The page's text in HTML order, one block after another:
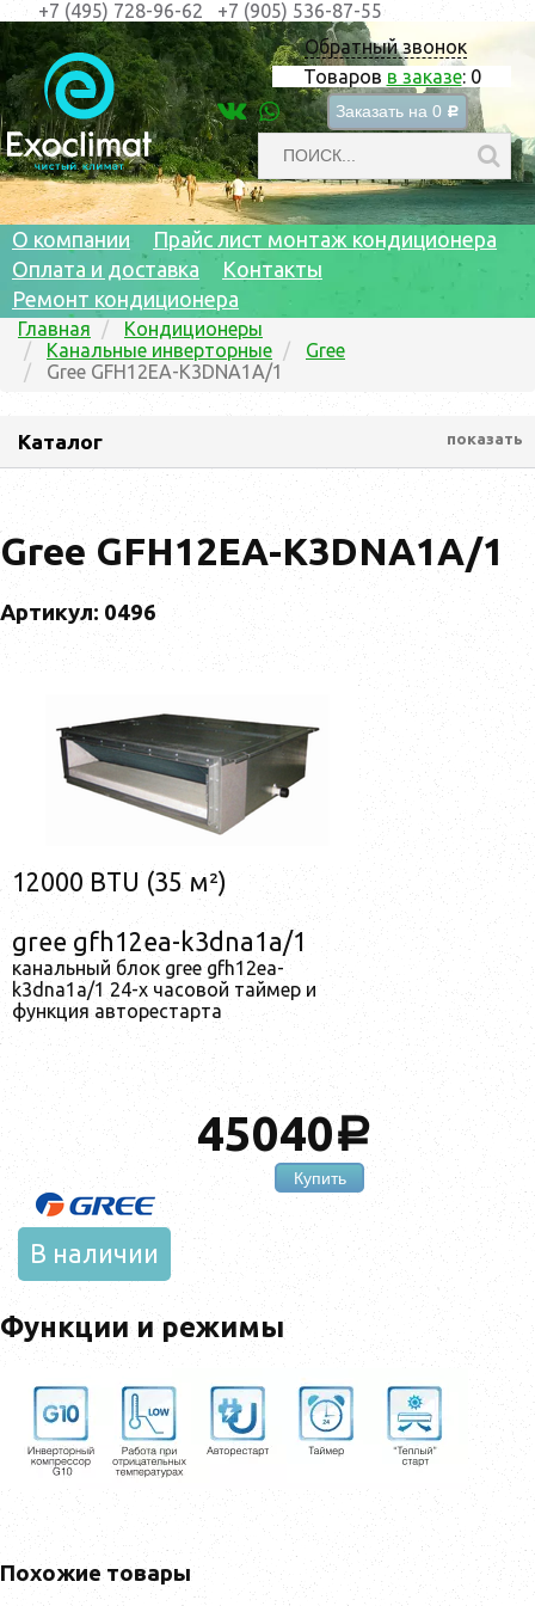
Обратный звонок
Товаров в заказе: 0
Заказать на 0 c
+7 (495) 728-96-62 +7 (905) 536-87-55
О компании
Прайс лист монтаж кондиционера
Оплата и доставка
Контакты
Ремонт кондиционера
Главная
Кондиционеры
Канальные инверторные
Gree
Gree GFH12EA-K3DNA1A/1
Каталог показать
Gree GFH12EA-K3DNA1A/1
Артикул: 0496
12000 BTU (35 м²)
gree gfh12ea-k3dna1a/1
канальный блок gree gfh12ea-
k3dna1a/1 24-х часовой таймер и
функция авторестарта
45040a
Купить
В наличии
Функции и режимы
Похожие товары